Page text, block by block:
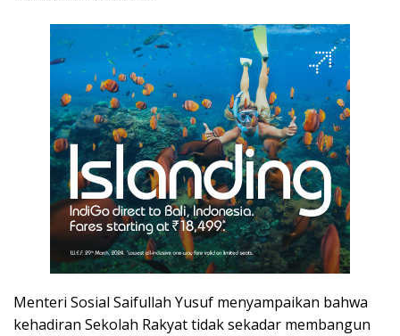
Menteri Sosial Saifullah Yusuf menyampaikan bahwa
kehadiran Sekolah Rakyat tidak sekadar membangun